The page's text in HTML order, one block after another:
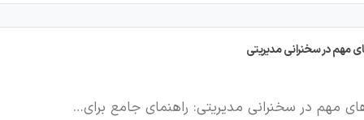
مهم در سخنرانی مدیریتی
مهم در سخنرانی مدیریتی: راهنمای جامع برای…